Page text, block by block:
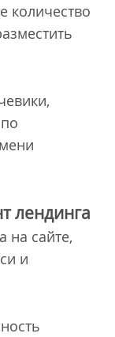
количество
лендинга
на сайте,
и